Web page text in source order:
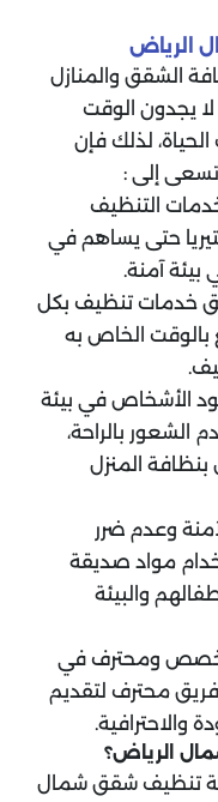
الرياض
الشقق والمنازل
لا يجدون الوقت
لذلك فإن
إلى :
التنظيف
حتى يساهم في
آمنة.
خدمات تنظيف بكل
الخاص به
الأشخاص في بيئة
الشعور بالراحة،
بنظافة المنزل
وعدم ضرر
مواد صديقة
والبيئة
ومحترف في
محترف لتقديم
والاحترافية.
الرياض؟
تنظيف شقق شمال